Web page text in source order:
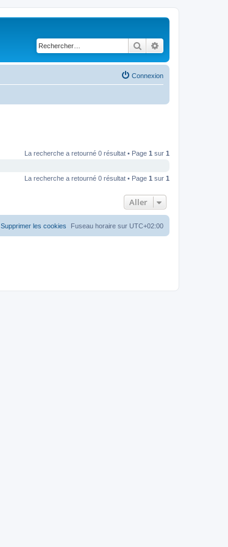
Rechercher
Connexion
La recherche a retourné 0 résultat • Page 1 sur 1
La recherche a retourné 0 résultat • Page 1 sur 1
Aller
Fuseau horaire sur UTC+02:00
Supprimer les cookies